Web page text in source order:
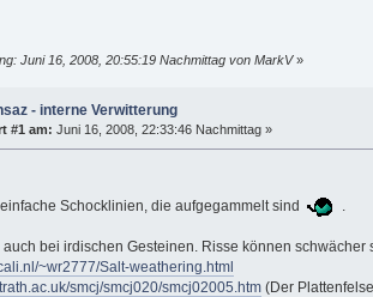
Juni 16, 2008, 20:55:19 Nachmittag von MarkV»
- interne Verwitterung
#1 am: Juni 16, 2008, 22:33:46 Nachmittag »
Schocklinien, die aufgegammelt sind
.
auch bei irdischen Gesteinen. Risse können schwächer
~wr2777/Salt-weathering.html
smcj/smcj020/smcj02005.htm(Der